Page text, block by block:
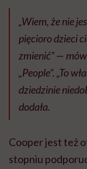
„Wiem, że nie
pięcioro dzieci
zmienić” —
„People”. „To
dziedzinie
dodała.
Cooper jest też
stopniu